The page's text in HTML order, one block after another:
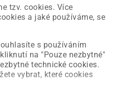
tzv. cookies. Více
a jaké používáme, se
s používáním
na "Pouze nezbytné"
technické cookies.
vybrat, které cookies
a už ji opravujeme.
požadovanou stránku.
Úvodní strana